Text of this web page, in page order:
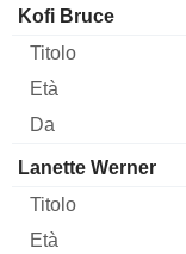
Kofi Bruce
Lanette Werner